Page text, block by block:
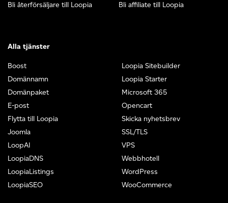
Bli återförsäljare till Loopia Bli affiliate till Loopia
Alla tjänster
Boost
Domännamn
Domänpaket
E-post
Flytta till Loopia
Joomla
LoopAI
LoopiaDNS
LoopiaListings
LoopiaSEO
Loopia Sitebuilder
Loopia Starter
Microsoft 365
Opencart
Skicka nyhetsbrev
SSL/TLS
VPS
Webbhotell
WordPress
WooCommerce